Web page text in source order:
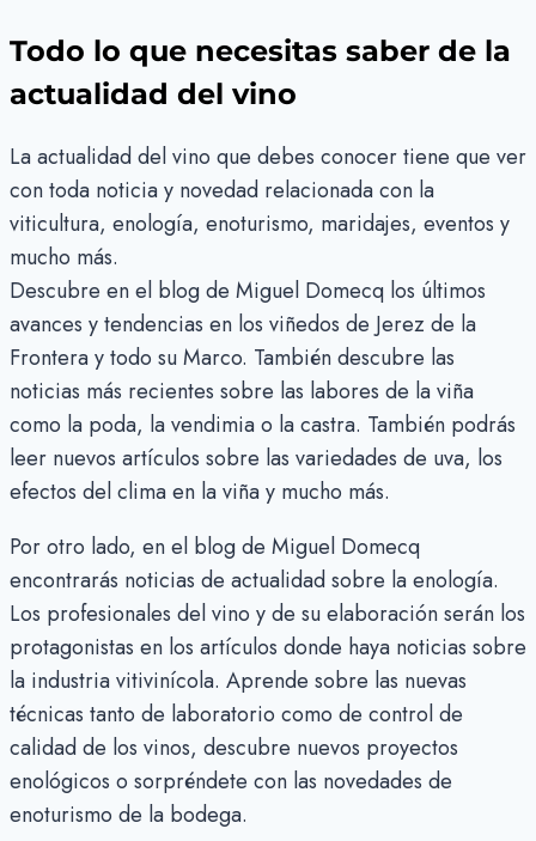
Todo lo que necesitas saber de la
actualidad del vino
La actualidad del vino que debes conocer tiene que ver
con toda noticia y novedad relacionada con la
viticultura, enología, enoturismo, maridajes, eventos y
mucho más.
Descubre en el blog de Miguel Domecq los últimos
avances y tendencias en los viñedos de Jerez de la
Frontera y todo su Marco. También descubre las
noticias más recientes sobre las labores de la viña
como la poda, la vendimia o la castra. También podrás
leer nuevos artículos sobre las variedades de uva, los
efectos del clima en la viña y mucho más.
Por otro lado, en el blog de Miguel Domecq
encontrarás noticias de actualidad sobre la enología.
Los profesionales del vino y de su elaboración serán los
protagonistas en los artículos donde haya noticias sobre
la industria vitivinícola. Aprende sobre las nuevas
técnicas tanto de laboratorio como de control de
calidad de los vinos, descubre nuevos proyectos
enológicos o sorpréndete con las novedades de
enoturismo de la bodega.